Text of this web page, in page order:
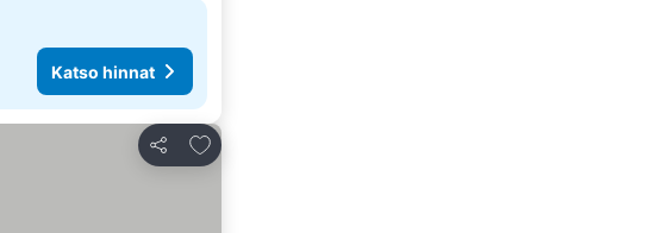
Katso hinnat
Jaa
Lisää suosikkeihin